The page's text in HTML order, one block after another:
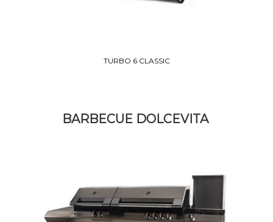
TURBO 6 CLASSIC
BARBECUE DOLCEVITA